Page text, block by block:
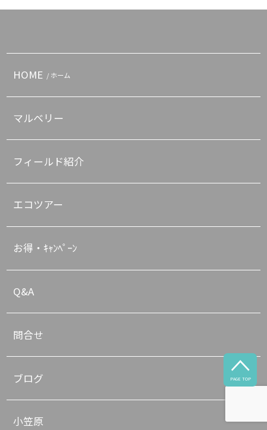

PAGE TOP
HOME / ホーム
マルベリー
フィールド紹介
エコツアー
お得・ｷｬﾝﾍﾟｰﾝ
Q&A
問合せ
ブログ
小笠原